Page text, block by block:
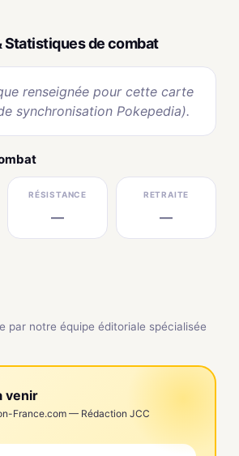
Statistiques de combat
renseignée pour cette carte
synchronisation Pokepedia).
RÉSISTANCE
—
RETRAITE
—
par notre équipe éditoriale spécialisée
venir
France.com — Rédaction JCC